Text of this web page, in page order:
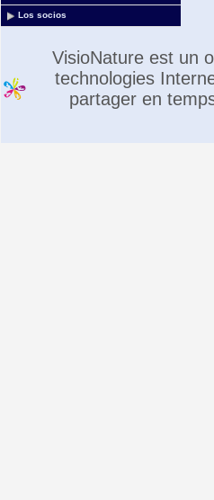
Los socios
VisioNature est un
technologies
partager en